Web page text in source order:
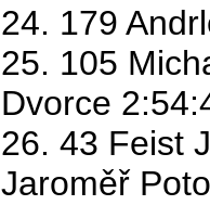
24. 179
25. 105
Dvorce
26. 43 Feist
Jaroměř